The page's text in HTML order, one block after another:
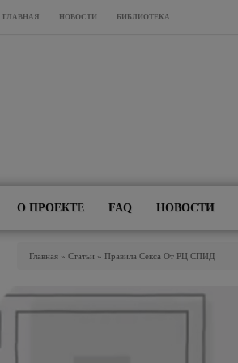
содержанию
ГЛАВНАЯ НОВОСТИ БИБЛИОТЕКА
О ПРОЕКТЕ FAQ НОВОСТИ
Главная » Статьи » Правила Секса От РЦ СПИД